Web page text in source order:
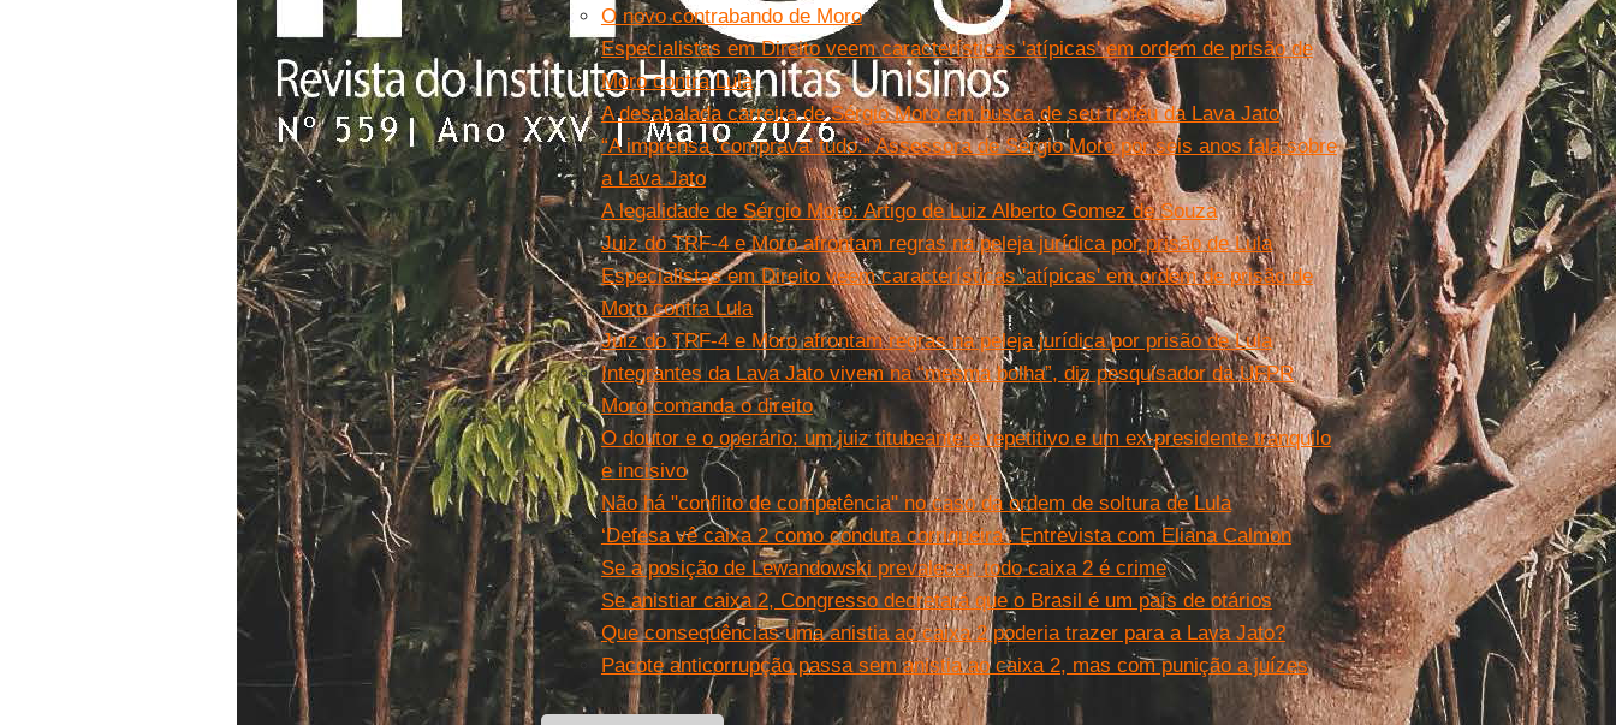
O novo contrabando de Moro
Especialistas em Direito veem características 'atípicas' em ordem de prisão de
Moro contra Lula
A desabalada carreira de Sérgio Moro em busca de seu troféu da Lava Jato
“A imprensa ‘comprava’ tudo.” Assessora de Sérgio Moro por seis anos fala sobre
a Lava Jato
A legalidade de Sérgio Moro. Artigo de Luiz Alberto Gomez de Souza
Juiz do TRF-4 e Moro afrontam regras na peleja jurídica por prisão de Lula
Especialistas em Direito veem características 'atípicas' em ordem de prisão de
Moro contra Lula
Juiz do TRF-4 e Moro afrontam regras na peleja jurídica por prisão de Lula
Integrantes da Lava Jato vivem na “mesma bolha”, diz pesquisador da UFPR
Moro comanda o direito
O doutor e o operário: um juiz titubeante e repetitivo e um ex-presidente tranquilo
e incisivo
Não há "conflito de competência" no caso da ordem de soltura de Lula
‘Defesa vê caixa 2 como conduta corriqueira’. Entrevista com Eliana Calmon
Se a posição de Lewandowski prevalecer, todo caixa 2 é crime
Se anistiar caixa 2, Congresso decretará que o Brasil é um país de otários
Que consequências uma anistia ao caixa 2 poderia trazer para a Lava Jato?
Pacote anticorrupção passa sem anistia ao caixa 2, mas com punição a juízes